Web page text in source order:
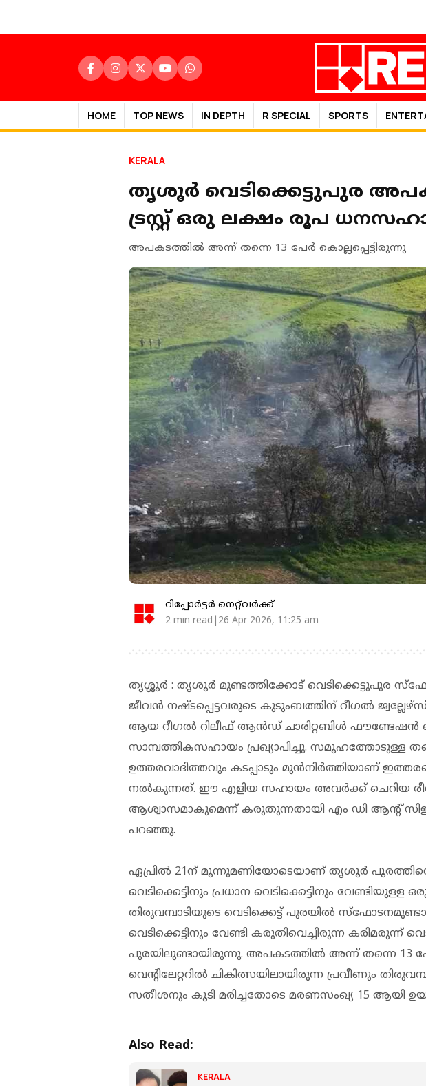
HOME TOP NEWS IN DEPTH R SPECIAL SPORTS
KERALA
തൃശൂർ വെടിക്കെട്ടുപുര
ട്രസ്റ്റ് ഒരു ലക്ഷം രൂപ
അപകടത്തില്‍ അന്ന് തന്നെ 13 പേര്‍ കൊല്ലപ്പെട്ടിരുന്നു
റിപ്പോർട്ടർ നെറ്റ്‌വര്‍ക്ക്‌
2 min read|26 Apr 2026, 11:25 am
തൃശ്ശൂർ : തൃശൂർ മുണ്ടത്തിക്കോട് വെടിക്കെട്ടുപുര
ജീവൻ നഷ്ടപ്പെട്ടവരുടെ കുടുംബത്തിന് റീഗൽ
ആയ റീഗൽ റിലീഫ് ആൻഡ് ചാരിറ്റബിൾ ഫൗണ്ടേഷൻ
സാമ്പത്തികസഹായം പ്രഖ്യാപിച്ചു. സമൂഹത്തോടുള്ള
ഉത്തരവാദിത്തവും കടപ്പാടും മുൻനിർത്തിയാണ്
നൽകുന്നത്. ഈ എളിയ സഹായം അവർക്ക് ചെറിയ
ആശ്വാസമാകുമെന്ന് കരുതുന്നതായി എം ഡി ആന്റ്
പറഞ്ഞു.
ഏപ്രില്‍ 21ന് മൂന്നുമണിയോടെയാണ് തൃശൂര്‍ പൂരത്തിന്റെ
വെടിക്കെട്ടിനും പ്രധാന വെടിക്കെട്ടിനും വേണ്ടിയുളള
തിരുവമ്പാടിയുടെ വെടിക്കെട്ട് പുരയില്‍
വെടിക്കെട്ടിനും വേണ്ടി കരുതിവെച്ചിരുന്ന കരിമരുന്ന്
പുരയിലുണ്ടായിരുന്നു. അപകടത്തില്‍ അന്ന് തന്നെ 13
വെന്റിലേറ്ററില്‍ ചികിത്സയിലായിരുന്ന പ്രവീണും
സതീശനും കൂടി മരിച്ചതോടെ മരണസംഖ്യ 15 ആയി
Also Read:
KERALA